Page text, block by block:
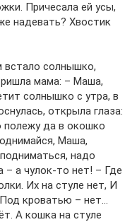
Причесала ей усы,
надевать? Хвостик
солнышко,
мама: – Маша,
солнышко с утра, в
открыла глаза:
полежу да в окошко
Маша,
надо
– а чулок-то нет! – Где
Их на стуле нет, И
кроватью – нет…
А кошка на стуле